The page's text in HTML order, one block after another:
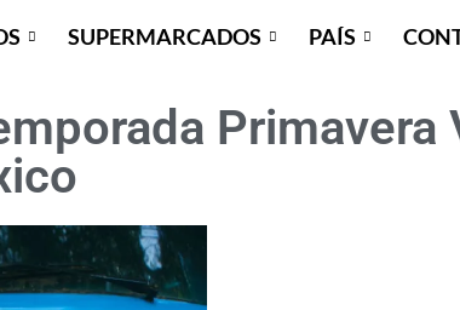
SUPERMARCADOS PAÍS
Primavera